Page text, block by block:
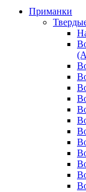
Приманки